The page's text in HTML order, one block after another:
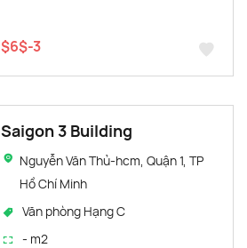
$6$-3
Saigon 3 Building
Nguyễn Văn Thủ-hcm, Quận 1, TP
Hồ Chí Minh
Văn phòng Hạng C
- m2